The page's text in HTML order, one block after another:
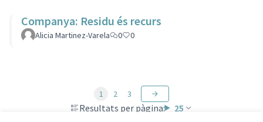
Companya: Residu és recurs
Alicia Martinez-Varela 0 0
Resultats per pàgina: 25
1 2 3